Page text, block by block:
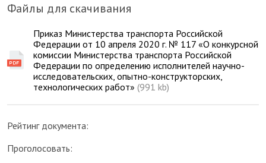
Файлы для скачивания
Приказ Министерства транспорта Российской
Федерации от 10 апреля 2020 г. № 117 «О конкурсной
комиссии Министерства транспорта Российской
Федерации по определению исполнителей научно-
исследовательских, опытно-конструкторских,
технологических работ» (991 kb)
Рейтинг документа:
Проголосовать: